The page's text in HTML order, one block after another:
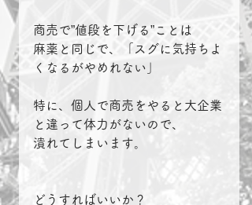
商売で”値段を下げる”ことは
麻薬と同じで、「スグに気持ちよ
くなるがやめれない」
特に、個人で商売をやると大企業
と違って体力がないので、
潰れてしまいます。
どうすればいいか？